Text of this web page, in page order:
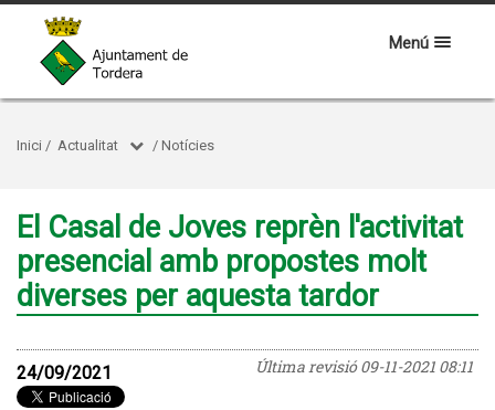
Menú
Inici / Actualitat / Notícies
El Casal de Joves reprèn l'activitat
presencial amb propostes molt
diverses per aquesta tardor
Última revisió09-11-2021 08:11
24/09/2021